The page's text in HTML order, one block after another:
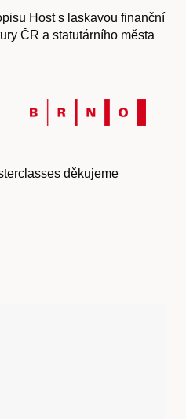
Host s laskavou finanční
ČR a statutárního města
děkujeme